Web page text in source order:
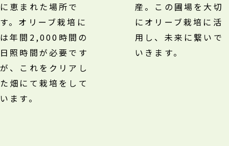
に恵まれた場所で
す。オリーブ栽培に
は年間2,000時間の
日照時間が必要です
が、これをクリアし
た畑にて栽培をして
います。
産。この圃場を大切
にオリーブ栽培に活
用し、未来に繋いで
いきます。